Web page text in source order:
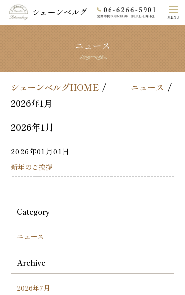
MENU
シェーンベルグ
ホーム
シェーンベルグのこだわり
ニュース
シェーンベルグHOME
ニュース
2026年1月
2026年1月
2026年01月01日
新年のご挨拶
Category
ニュース
Archive
2026年7月